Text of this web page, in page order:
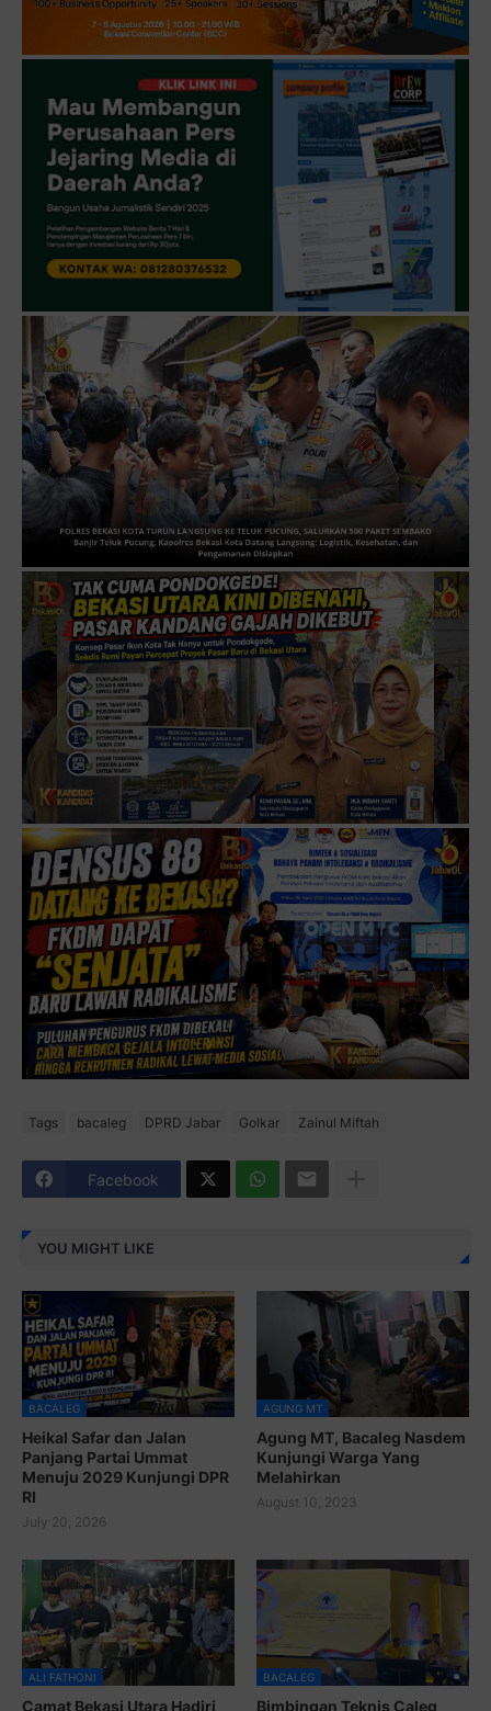
Tags bacaleg DPRD Jabar Golkar Zainul Miftah
Facebook
YOU MIGHT LIKE
BACALEG
Heikal Safar dan Jalan
Panjang Partai Ummat
Menuju 2029 Kunjungi DPR
RI
July 20, 2026
AGUNG MT
Agung MT, Bacaleg Nasdem
Kunjungi Warga Yang
Melahirkan
August 10, 2023
ALI FATHONI
Camat Bekasi Utara Hadiri
BACALEG
Bimbingan Teknis Caleg